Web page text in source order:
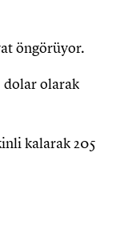
öngörüyor.
dolar olarak
kalarak 205